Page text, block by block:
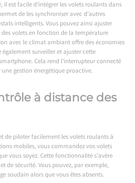
est facile d’intégrer les volets roulants dans
de les synchroniser avec d’autres
intelligents. Vous pouvez ainsi ajuster
volets en fonction de la température
avec le climat ambiant offre des économies
surveiller et ajuster cette
Cela rend l’interrupteur connecté
gestion énergétique proactive.
à distance des
de piloter facilement les volets roulants à
mobiles, vous commandez vos volets
vous soyez. Cette fonctionnalité s’avère
de sécurité. Vous pouvez, par exemple,
soudain alors que vous êtes absents.